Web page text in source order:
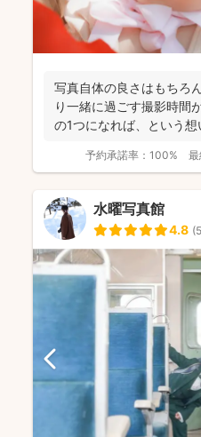
写真自体の良さはもちろ
り一緒に過ごす撮影時間
の1つになれば、という
予約承諾率： 100% 最
水曜写真館
4.8 (5